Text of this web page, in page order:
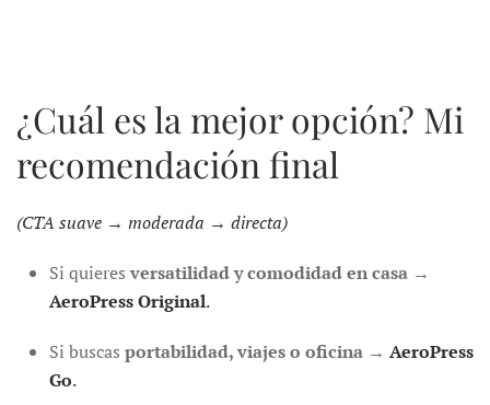
¿Cuál es la mejor opción? Mi
recomendación final
(CTA suave → moderada → directa)
Si quieres versatilidad y comodidad en casa →
AeroPress Original.
Si buscas portabilidad, viajes o oficina → AeroPress
Go.